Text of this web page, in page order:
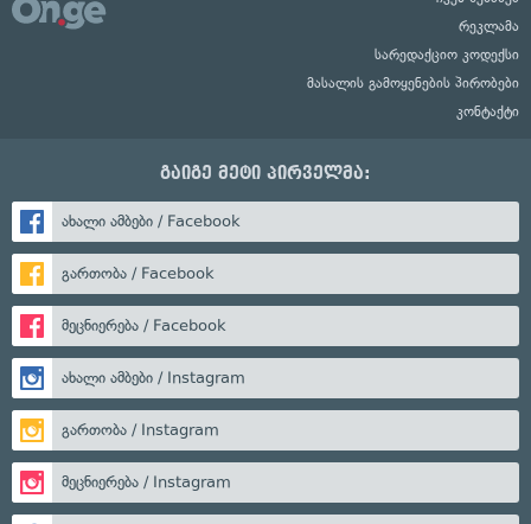
რეკლამა
სარედაქციო კოდექსი
მასალის გამოყენების პირობები
კონტაქტი
გაიგე მეტი პირველმა:
ახალი ამბები / Facebook
გართობა / Facebook
მეცნიერება / Facebook
ახალი ამბები / Instagram
გართობა / Instagram
მეცნიერება / Instagram